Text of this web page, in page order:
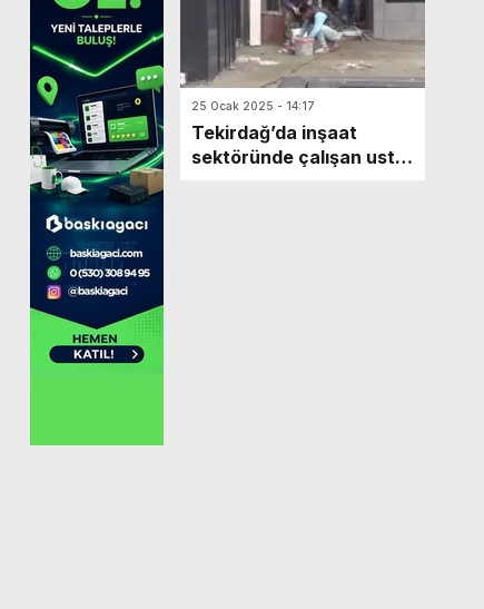
25 Ocak 2025 - 14:17
Tekirdağ’da inşaat
sektöründe çalışan usta